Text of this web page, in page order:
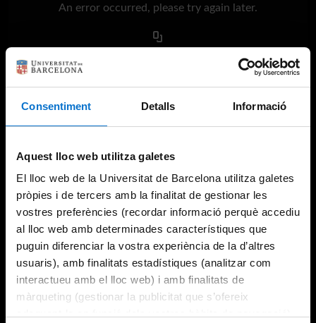
Consentiment Detalls Informació
Aquest lloc web utilitza galetes
El lloc web de la Universitat de Barcelona utilitza galetes
pròpies i de tercers amb la finalitat de gestionar les
vostres preferències (recordar informació perquè accediu
al lloc web amb determinades característiques que
puguin diferenciar la vostra experiència de la d’altres
usuaris), amb finalitats estadístiques (analitzar com
interactueu amb el lloc web) i amb finalitats de
màrqueting (gestionar la publicitat que s’ofereix
An error occurred, please try again later.